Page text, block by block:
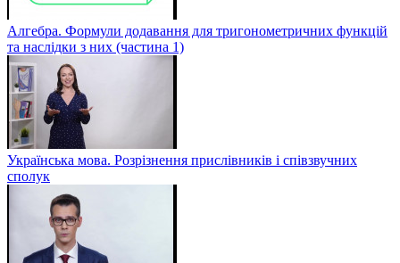
Алгебра. Формули додавання для тригонометричних функцій
та наслідки з них (частина 1)
Українська мова. Розрізнення прислівників і співзвучних
сполук